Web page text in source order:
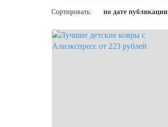
Сортировать: по дате публикации